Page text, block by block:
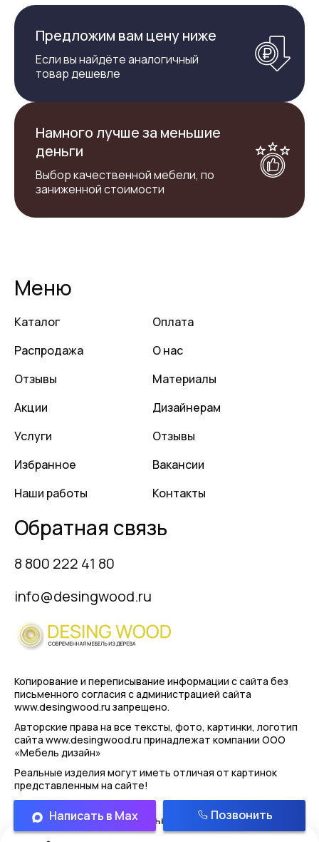
Предложим вам цену ниже
Если вы найдёте аналогичный
товар дешевле
Намного лучше за меньшие
деньги
Выбор качественной мебели, по
заниженной стоимости
Меню
Каталог
Распродажа
Отзывы
Акции
Услуги
Избранное
Наши работы
Оплата
О нас
Материалы
Дизайнерам
Отзывы
Вакансии
Контакты
Обратная связь
8 800 222 41 80
info@desingwood.ru
Копирование и переписывание информации с сайта без
письменного согласия с администрацией сайта
www.desingwood.ru запрещено.
Авторские права на все тексты, фото, картинки, логотип
сайта www.desingwood.ru принадлежат компании ООО
«Мебель дизайн»
Реальные изделия могут иметь отличая от картинок
представленным на сайте!
Политика конфиденциальности
Написать в Max Позвонить